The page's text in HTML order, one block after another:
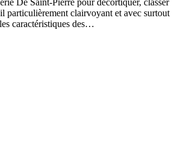
particulièrement clairvoyant et avec surtout
caractéristiques des…